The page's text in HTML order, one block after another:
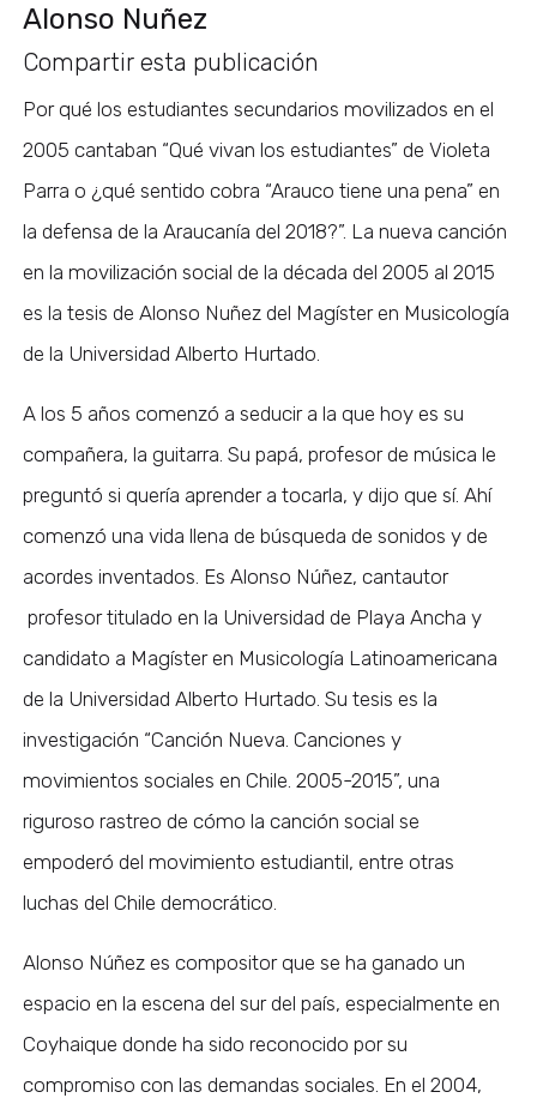
Alonso Nuñez
Compartir esta publicación
Por qué los estudiantes secundarios movilizados en el
2005 cantaban “Qué vivan los estudiantes” de Violeta
Parra o ¿qué sentido cobra “Arauco tiene una pena” en
la defensa de la Araucanía del 2018?”. La nueva canción
en la movilización social de la década del 2005 al 2015
es la tesis de Alonso Nuñez del Magíster en Musicología
de la Universidad Alberto Hurtado.
A los 5 años comenzó a seducir a la que hoy es su
compañera, la guitarra. Su papá, profesor de música le
preguntó si quería aprender a tocarla, y dijo que sí. Ahí
comenzó una vida llena de búsqueda de sonidos y de
acordes inventados. Es Alonso Núñez, cantautor
profesor titulado en la Universidad de Playa Ancha y
candidato a Magíster en Musicología Latinoamericana
de la Universidad Alberto Hurtado. Su tesis es la
investigación “Canción Nueva. Canciones y
movimientos sociales en Chile. 2005-2015”, una
riguroso rastreo de cómo la canción social se
empoderó del movimiento estudiantil, entre otras
luchas del Chile democrático.
Alonso Núñez es compositor que se ha ganado un
espacio en la escena del sur del país, especialmente en
Coyhaique donde ha sido reconocido por su
compromiso con las demandas sociales. En el 2004,